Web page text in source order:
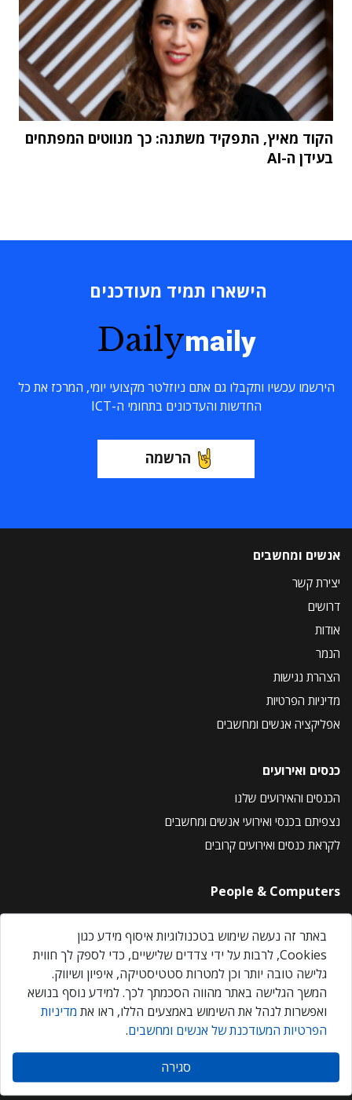
הקוד מאיץ, התפקיד משתנה: כך מנווטים המפתחים
בעידן ה-AI
הישארו תמיד מעודכנים
Dailymaily
הירשמו עכשיו ותקבלו גם אתם ניוזלטר מקצועי יומי, המרכז את כל
החדשות והעדכונים בתחומי ה-ICT
הרשמה
אנשים ומחשבים
יצירת קשר
דרושים
אודות
הנמר
הצהרת נגישות
מדיניות הפרטיות
אפליקציה אנשים ומחשבים
כנסים ואירועים
הכנסים והאירועים שלנו
נצפיתם בכנסי ואירועי אנשים ומחשבים
לקראת כנסים ואירועים קרובים
People & Computers
About Us
Privacy Policy
Contact Us
Our Events
אנשים ומחשבים © 2026 – כל הזכויות שמורות
באתר זה נעשה שימוש בטכנולוגיות איסוף מידע כגון
Cookies, לרבות על ידי צדדים שלישיים, כדי לספק לך חווית
גלישה טובה יותר וכן למטרות סטטיסטיקה, איפיון ושיווק.
המשך הגלישה באתר מהווה הסכמתך לכך. למידע נוסף בנושא
ואפשרות לנהל את השימוש באמצעים הללו, ראו את מדיניות
הפרטיות המעודכנת של אנשים ומחשבים.
סגירה